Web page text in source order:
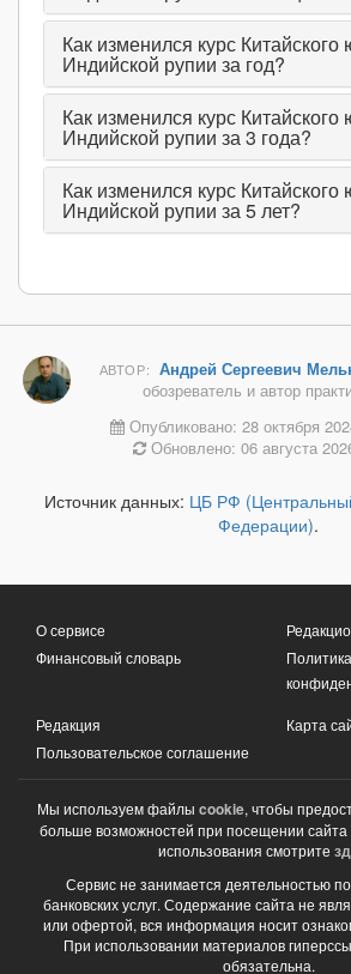
Как изменился курс Китайского
Индийской рупии за год?
Как изменился курс Китайского
Индийской рупии за 3 года?
Как изменился курс Китайского
Индийской рупии за 5 лет?
АВТОР: Андрей Сергеевич
обозреватель и автор
Опубликовано: 28 октября
Обновлено: 06 августа
Источник данных: ЦБ РФ
Федерации).
О сервисе
Финансовый словарь
Политика
Редакция
Пользовательское соглашение
Карта
Мы используем файлы cookie, чтобы
больше возможностей при посещении сайта
использования смотрите
Сервис не занимается деятельностью
банковских услуг. Содержание сайта не
или офертой, вся информация носит
При использовании материалов
обязательна.